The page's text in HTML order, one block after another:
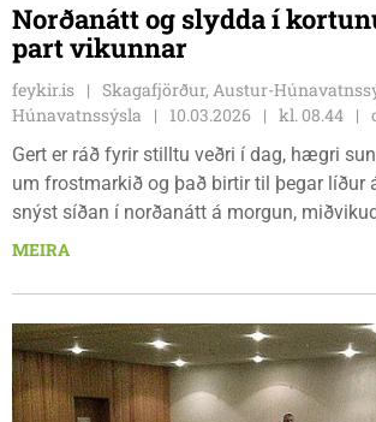
Norðanátt og slydda í
part vikunnar
feykir.is
Skagafjörður, Austur-
Húnavatnssýsla
10.03.2026 kl. 08.44
Gert er ráð fyrir stilltu veðri í dag, hægri
um frostmarkið og það birtir til þegar líður
snýst síðan í norðanátt á morgun,
og fer að snjóa lítilsháttar. Í gær gerðu spár
og snjókomu en nú virðast spár gera ráð
og jafnvel frekar slyddu en snjókomu.
MEIRA